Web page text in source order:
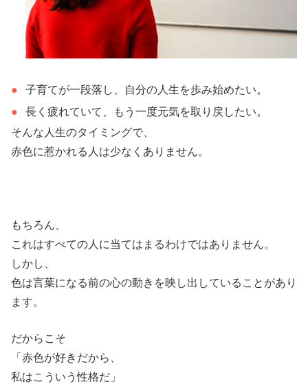
子育てが一段落し、自分の人生を歩み始めたい。
長く疲れていて、もう一度元気を取り戻したい。
そんな人生のタイミングで、
赤色に惹かれる人は少なくありません。
もちろん、
これはすべての人に当てはまるわけではありません。
しかし、
色は言葉になる前の心の動きを映し出していることがあり
ます。
だからこそ
「赤色が好きだから、
私はこういう性格だ」